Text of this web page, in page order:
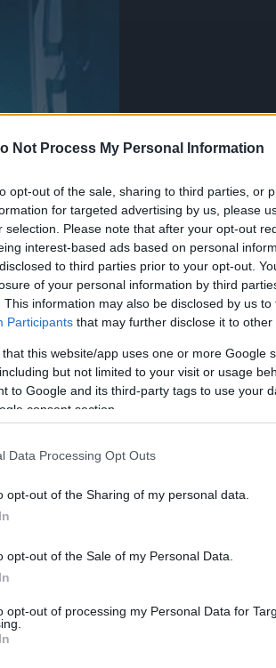
Not Process My Personal Information
opt-out of the sale, sharing to third parties, or
for targeted advertising by us, please
selection. Please note that after your opt-out
interest-based ads based on personal
to third parties prior to your opt-out.
of your personal information by third
This information may also be disclosed by us
Participants that may further disclose it to other
that this website/app uses one or more Google
but not limited to your visit or usage
to Google and its third-party tags to use your
consent section.
Data Processing Opt Outs
opt-out of the Sharing of my personal data.
opt-out of the Sale of my Personal Data.
opt-out of processing my Personal Data for
lépett, modellpályára
legalább ennyit jelentett az ő
az elvárások is mindig magasabbak
alkat, mint az anyja, így az
elfogadta magát olyannak, amilyen.
ma már gond
azt mindenkinek